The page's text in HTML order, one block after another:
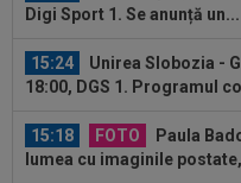
Digi Sport 1. Se anunță un...
15:24 Unirea Slobozia -
18:00, DGS 1. Programul
15:18 FOTO
Paula
lumea cu imaginile postate,